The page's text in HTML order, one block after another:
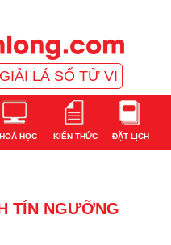
GIẢI LÁ SỐ TỬ VI
HỌC KIẾN THỨC ĐẶT LỊCH
TÍN NGƯỠNG